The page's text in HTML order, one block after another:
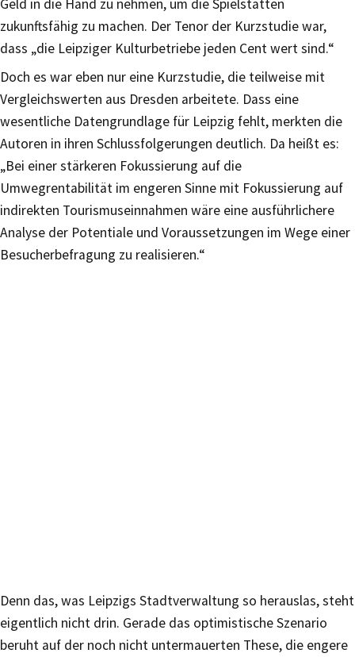
Geld in die Hand zu nehmen, um die Spielstätten
zukunftsfähig zu machen. Der Tenor der Kurzstudie war,
dass „die Leipziger Kulturbetriebe jeden Cent wert sind.“
Doch es war eben nur eine Kurzstudie, die teilweise mit
Vergleichswerten aus Dresden arbeitete. Dass eine
wesentliche Datengrundlage für Leipzig fehlt, merkten die
Autoren in ihren Schlussfolgerungen deutlich. Da heißt es:
„Bei einer stärkeren Fokussierung auf die
Umwegrentabilität im engeren Sinne mit Fokussierung auf
indirekten Tourismuseinnahmen wäre eine ausführlichere
Analyse der Potentiale und Voraussetzungen im Wege einer
Besucherbefragung zu realisieren.“
Denn das, was Leipzigs Stadtverwaltung so herauslas, steht
eigentlich nicht drin. Gerade das optimistische Szenario
beruht auf der noch nicht untermauerten These, die engere